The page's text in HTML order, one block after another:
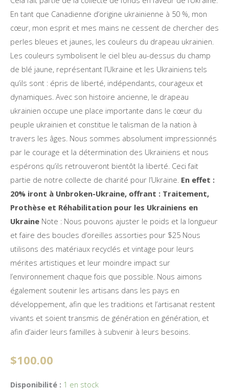
En tant que Canadienne d’origine ukrainienne à 50 %, mon
cœur, mon esprit et mes mains ne cessent de chercher des
perles bleues et jaunes, les couleurs du drapeau ukrainien.
Les couleurs symbolisent le ciel bleu au-dessus du champ
de blé jaune, représentant l’Ukraine et les Ukrainiens tels
qu’ils sont : épris de liberté, indépendants, courageux et
dynamiques. Avec son histoire ancienne, le drapeau
ukrainien occupe une place importante dans le cœur du
peuple ukrainien et constitue le talisman de la nation à
travers les âges. Nous sommes absolument impressionnés
par le courage et la détermination des Ukrainiens et nous
espérons qu’ils retrouveront bientôt la liberté. Ceci fait
partie de notre collecte de charité pour l’Ukraine. En effet :
20% iront à Unbroken-Ukraine, offrant : Traitement,
Prothèse et Réhabilitation pour les Ukrainiens en
Ukraine Note : Nous pouvons ajuster le poids et la longueur
et faire des boucles d’oreilles assorties pour $25 Nous
utilisons des matériaux recyclés et vintage pour leurs
mérites artistiques et leur moindre impact sur
l’environnement chaque fois que possible. Nous aimons
également soutenir les artisans dans les pays en
développement, afin que les traditions et l’artisanat restent
vivants et soient transmis de génération en génération, et
afin d’aider leurs familles à subvenir à leurs besoins.
$100.00
Disponibilité : 1 en stock
quantité